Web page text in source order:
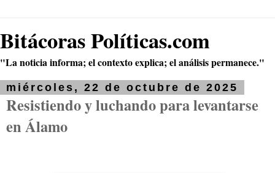
Bitácoras Políticas.com
"La noticia informa; el contexto explica; el análisis permanece."
miércoles, 22 de octubre de 2025
Resistiendo y luchando para levantarse
en Álamo